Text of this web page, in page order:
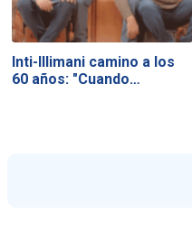
Inti-Illimani camino a los
60 años: "Cuando…